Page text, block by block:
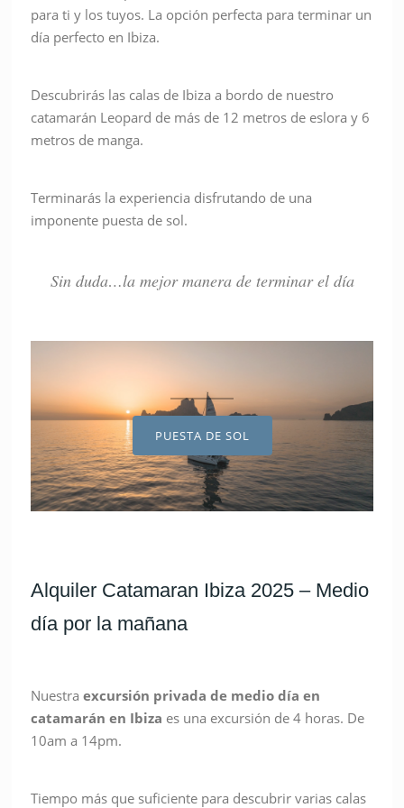
para ti y los tuyos. La opción perfecta para terminar un
día perfecto en Ibiza.
Descubrirás las calas de Ibiza a bordo de nuestro
catamarán Leopard de más de 12 metros de eslora y 6
metros de manga.
Terminarás la experiencia disfrutando de una
imponente puesta de sol.
Sin duda…la mejor manera de terminar el día
PUESTA DE SOL
Alquiler Catamaran Ibiza 2025 – Medio
día por la mañana
Nuestraexcursión privada de medio día en
catamarán en Ibiza es una excursión de 4 horas. De
10am a 14pm.
Tiempo más que suficiente para descubrir varias calas